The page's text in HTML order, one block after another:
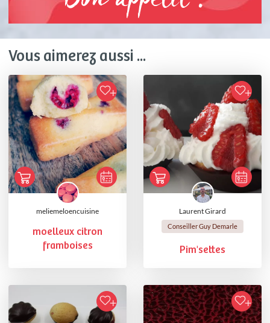
Vous aimerez aussi ...
meliemeloencuisine
moelleux citron
framboises
Laurent Girard
Conseiller Guy Demarle
Pim'settes